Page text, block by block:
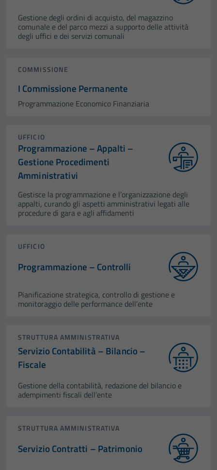
Gestione degli ordini di acquisto, del magazzino
comunale e del parco mezzi a supporto delle attività
degli uffici e dei servizi comunali
COMMISSIONE
I Commissione Permanente
Programmazione Economico Finanziaria
UFFICIO
Programmazione – Appalti –
Gestione Procedimenti
Amministrativi
Gestisce la programmazione e l’organizzazione degli
appalti, curando gli aspetti amministrativi legati alle
procedure di gara e agli affidamenti
UFFICIO
Programmazione – Controlli
Pianificazione strategica, controllo di gestione e
monitoraggio delle performance dell’ente
STRUTTURA AMMINISTRATIVA
Servizio Contabilità – Bilancio –
Fiscale
Gestione della contabilità, redazione del bilancio e
adempimenti fiscali dell’ente
STRUTTURA AMMINISTRATIVA
Servizio Contratti – Patrimonio